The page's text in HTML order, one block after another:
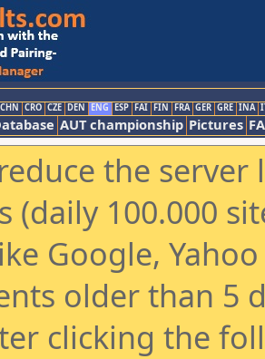
CHN CRO CZE DEN ENG ESP FAI FIN FRA GER GRE INA
AUT championship Pictures
the
(daily 100.000
Google,
older than 5
clicking the